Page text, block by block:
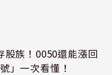
股族！0050還能漲回
」一次看懂！